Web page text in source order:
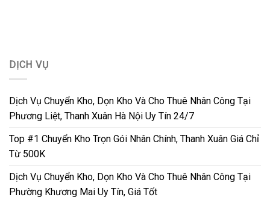
DỊCH VỤ
Dịch Vụ Chuyển Kho, Dọn Kho Và Cho Thuê Nhân Công Tại
Phương Liệt, Thanh Xuân Hà Nội Uy Tín 24/7
Top #1 Chuyển Kho Trọn Gói Nhân Chính, Thanh Xuân Giá Chỉ
Từ 500K
Dịch Vụ Chuyển Kho, Dọn Kho Và Cho Thuê Nhân Công Tại
Phường Khương Mai Uy Tín, Giá Tốt